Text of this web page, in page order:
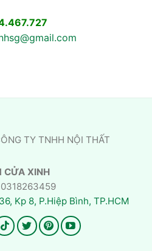
TY TNHH NỘI THẤT
CỬA XINH
Kp 8, P.Hiệp Bình, TP.HCM